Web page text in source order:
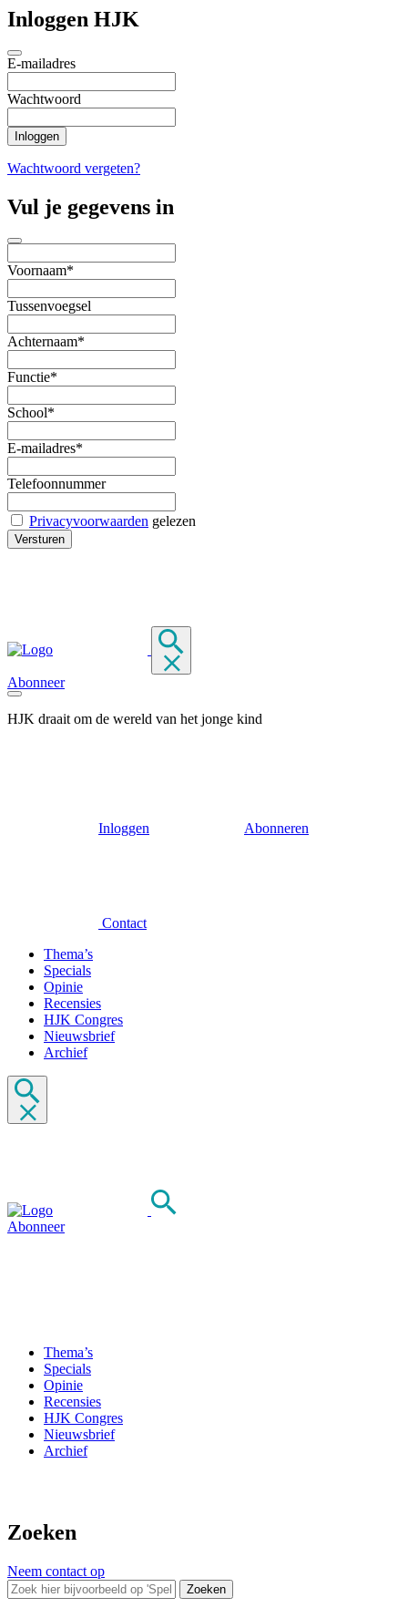
Inloggen HJK
E-mailadres
Wachtwoord
Wachtwoord vergeten?
Vul je gegevens in
Voornaam*
Tussenvoegsel
Achternaam*
Functie*
School*
E-mailadres*
Telefoonnummer
Privacyvoorwaarden gelezen
Abonneer
HJK draait om de wereld van het jonge kind
Inloggen Abonneren
Contact
Thema’s
Specials
Opinie
Recensies
HJK Congres
Nieuwsbrief
Archief
Abonneer
Thema’s
Specials
Opinie
Recensies
HJK Congres
Nieuwsbrief
Archief
Zoeken
Neem contact op
Zoeken